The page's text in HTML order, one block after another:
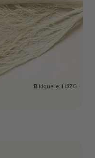
Bildquelle: HSZG